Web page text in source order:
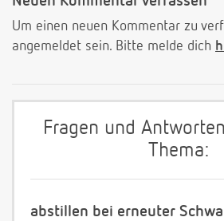
Um einen neuen Kommentar zu
angemeldet sein. Bitte melde dich
Fragen und
Thema:
abstillen bei erneuter